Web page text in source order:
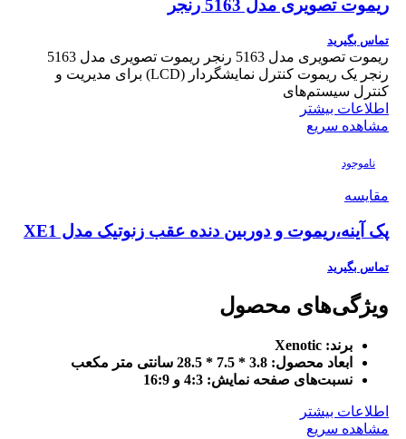
ریموت تصویری مدل 5163 رنجر
تماس بگیرید
ریموت تصویری مدل 5163 رنجر ریموت تصویری مدل 5163
رنجر یک ریموت کنترل نمایشگر‌دار (LCD) برای مدیریت و
کنترل سیستم‌های
اطلاعات بیشتر
مشاهده سریع
ناموجود
مقایسه
پک آینه،ریموت و دوربین دنده عقب زنوتیک مدل XE1
تماس بگیرید
ویژگی‌های محصول
برند: Xenotic
ابعاد محصول: 3.8 * 7.5 * 28.5 سانتی متر مکعب
نسبت‌های صفحه نمایش: 4:3 و 16:9
اطلاعات بیشتر
مشاهده سریع